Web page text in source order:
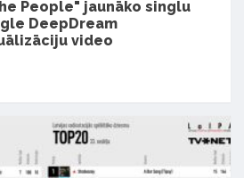
People" jaunāko singlu
DeepDream
video